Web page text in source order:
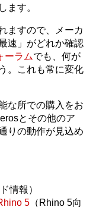
ます。
ますので、メーカ
速」がどれか確認
ーラムでも、何が
。これも常に変化
な所での購入をお
とその他のア
りの動作が見込め
情報）
5 （Rhino 5向